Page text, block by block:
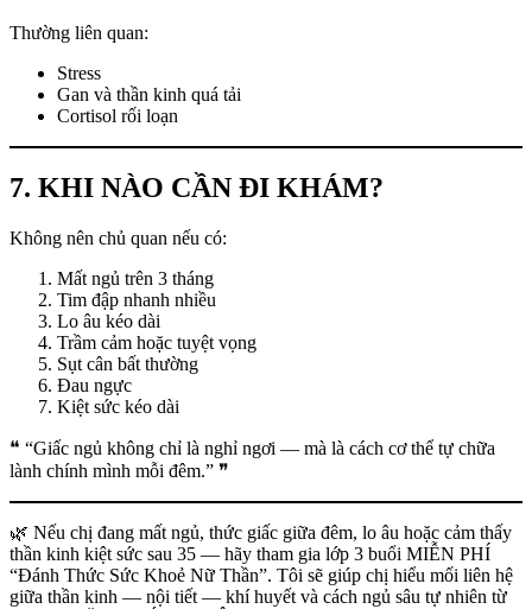
Thường liên quan:
Stress
Gan và thần kinh quá tải
Cortisol rối loạn
7. KHI NÀO CẦN ĐI KHÁM?
Không nên chủ quan nếu có:
Mất ngủ trên 3 tháng
Tim đập nhanh nhiều
Lo âu kéo dài
Trầm cảm hoặc tuyệt vọng
Sụt cân bất thường
Đau ngực
Kiệt sức kéo dài
❝ “Giấc ngủ không chỉ là nghỉ ngơi — mà là cách cơ thể tự chữa
lành chính mình mỗi đêm.” ❞
🌿 Nếu chị đang mất ngủ, thức giấc giữa đêm, lo âu hoặc cảm thấy
thần kinh kiệt sức sau 35 — hãy tham gia lớp 3 buổi MIỄN PHÍ
“Đánh Thức Sức Khoẻ Nữ Thần”. Tôi sẽ giúp chị hiểu mối liên hệ
giữa thần kinh — nội tiết — khí huyết và cách ngủ sâu tự nhiên từ